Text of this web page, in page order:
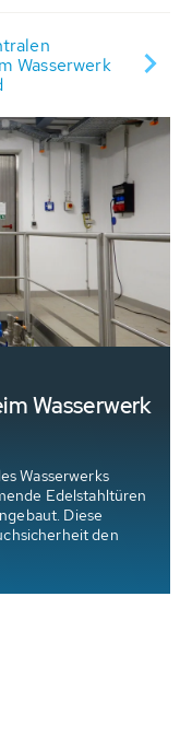
Wasserwerk
Wasserwerk
Wasserwerks
Edelstahltüren
Diese
den